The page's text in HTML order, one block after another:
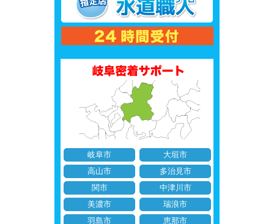
岐阜市
大垣市
高山市
多治見市
関市
中津川市
美濃市
瑞浪市
羽島市
恵那市